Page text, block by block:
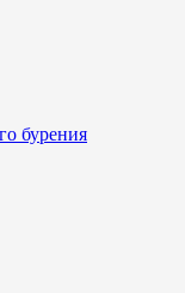
бурения